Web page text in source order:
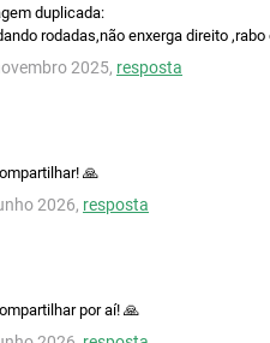
duplicada:
rodadas,não enxerga direito
2025, resposta
🙏
2026, resposta
por aí! 🙏